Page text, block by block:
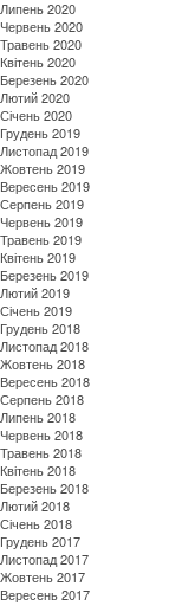
Липень 2020
Червень 2020
Травень 2020
Квітень 2020
Березень 2020
Лютий 2020
Січень 2020
Грудень 2019
Листопад 2019
Жовтень 2019
Вересень 2019
Серпень 2019
Червень 2019
Травень 2019
Квітень 2019
Березень 2019
Лютий 2019
Січень 2019
Грудень 2018
Листопад 2018
Жовтень 2018
Вересень 2018
Серпень 2018
Липень 2018
Червень 2018
Травень 2018
Квітень 2018
Березень 2018
Лютий 2018
Січень 2018
Грудень 2017
Листопад 2017
Жовтень 2017
Вересень 2017